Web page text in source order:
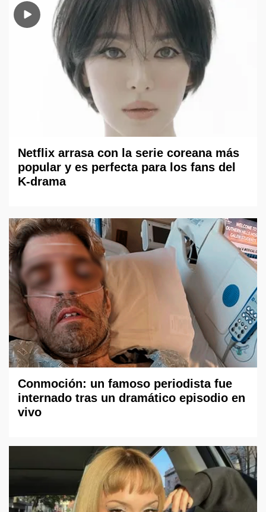
Netflix arrasa con la serie coreana más
popular y es perfecta para los fans del
K-drama
Conmoción: un famoso periodista fue
internado tras un dramático episodio en
vivo